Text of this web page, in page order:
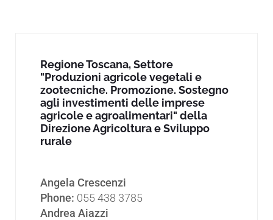
Regione Toscana, Settore
"Produzioni agricole vegetali e
zootecniche. Promozione. Sostegno
agli investimenti delle imprese
agricole e agroalimentari" della
Direzione Agricoltura e Sviluppo
rurale
Angela Crescenzi
Phone: 055 438 3785
Andrea Aiazzi